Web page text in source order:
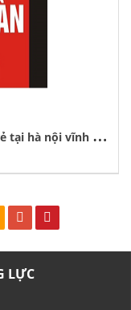
B
áo giá cung cấp kính cường lực giá rẻ tại hà nội vĩnh phúc quảng ninh
LỰC